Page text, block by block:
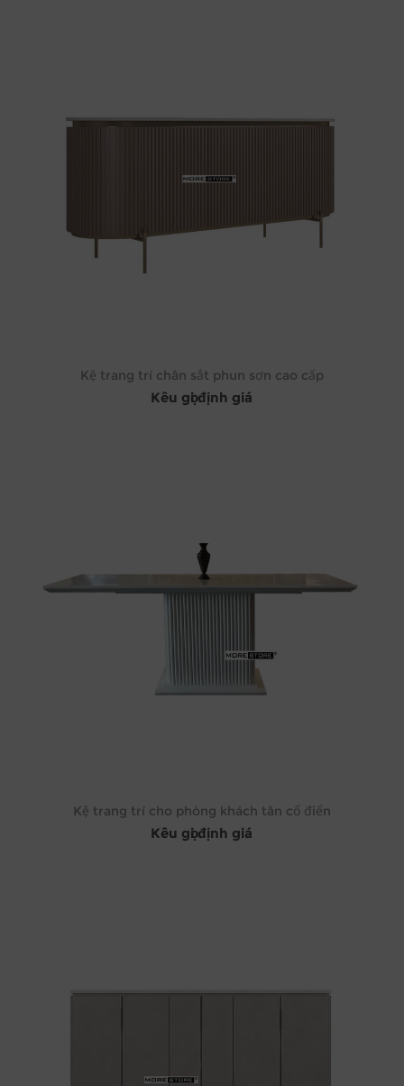
Kệ trang trí chân sắt phun sơn cao cấp
Kêu gọi định giá
Kệ trang trí cho phòng khách tân cổ điển
Kêu gọi định giá